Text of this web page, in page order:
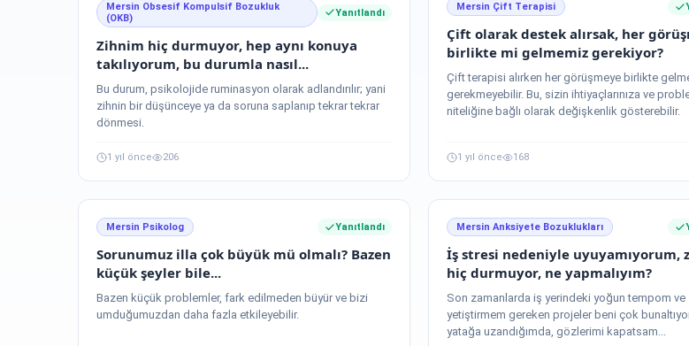
Mersin Obsesif Kompulsif Bozukluk
(OKB)
Yanıtlandı
Zihnim hiç durmuyor, hep aynı konuya
takılıyorum, bu durumla nasıl...
Bu durum, psikolojide ruminasyon olarak adlandırılır; yani
zihnin bir düşünceye ya da soruna saplanıp tekrar tekrar
dönmesi.
1 yıl önce 206
Mersin Çift Terapisi
Çift olarak destek alırsak, her
birlikte mi gelmemiz gerekiyor?
Çift terapisi alırken her görüşmeye birlikte
gerekmeyebilir. Bu, sizin ihtiyaçlarınıza ve
niteliğine bağlı olarak değişkenlik gösterebilir.
1 yıl önce 168
Mersin Psikolog Yanıtlandı
Sorunumuz illa çok büyük mü olmalı? Bazen
küçük şeyler bile...
Bazen küçük problemler, fark edilmeden büyür ve bizi
umduğumuzdan daha fazla etkileyebilir.
Mersin Anksiyete Bozuklukları
İş stresi nedeniyle uyuyamıyorum,
hiç durmuyor, ne yapmalıyım?
Son zamanlarda iş yerindeki yoğun tempom ve
yetiştirmem gereken projeler beni çok
yatağa uzandığımda, gözlerimi kapatsam...